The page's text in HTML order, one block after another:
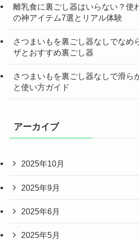
離乳食に裏ごし器はいらない？使
の神アイテム7選とリアル体験
さつまいもを裏ごし器なしでなめ
ザとおすすめ裏ごし器
さつまいもを裏ごし器なしで滑ら
と使い方ガイド
アーカイブ
2025年10月
2025年9月
2025年6月
2025年5月